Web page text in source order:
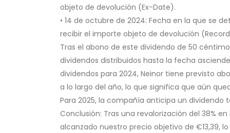
objeto de devolución (Ex-Date).
• 14 de octubre de 2024: Fecha en la que se
recibir el importe objeto de devolución
Tras el abono de este dividendo de 50
dividendos distribuidos hasta la fecha
dividendos para 2024, Neinor tiene previsto
a lo largo del año, lo que significa que aún
Para 2025, la compañía anticipa un dividendo
Conclusión: Tras una revalorización del 38%
alcanzado nuestro precio objetivo de €13,39,